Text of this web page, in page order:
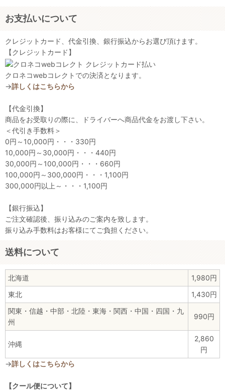
お支払いについて
クレジットカード、代金引換、銀行振込からお選び頂けます。
【クレジットカード】
クロネコwebコレクトでの決済となります。
→詳しくはこちらから
【代金引換】
商品をお受取りの際に、ドライバーへ商品代金をお渡し下さい。
＜代引き手数料＞
0円～10,000円・・・330円
10,000円～30,000円・・・440円
30,000円～100,000円・・・660円
100,000円～300,000円・・・1,100円
300,000円以上～・・・1,100円
【銀行振込】
ご注文確認後、振り込みのご案内を致します。
振り込み手数料はお客様にてご負担ください。
送料について
北海道
1,980円
東北
1,430円
関東・信越・中部・北陸・東海・関西・中国・四国・九
州
990円
沖縄
2,860
円
→詳しくはこちらから
【クール便について】